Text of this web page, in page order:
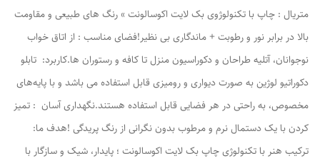
متریال : چاپ با تکنولوژوی بک لایت اکوسالونت » رنگ های طبیعی و مقاومت
بالا در برابر نور و رطوبت + ماندگاری بی نظیر!فضای مناسب : از اتاق خواب
نوجوانان، آتلیه طراحان و دکوراسیون منزل تا کافه و رستوران ها.کاربرد: تابلو
دکوراتیو لوژین به صورت دیواری و رومیزی قابل استفاده می باشد و با پایه‌های
مخصوص، به راحتی در هر فضایی قابل استفاده هستند.نگهداری آسان : تمیز
کردن با یک دستمال نرم و مرطوب بدون نگرانی از رنگ پریدگی !هدف ما:
ترکیب هنر با تکنولوژی چاپ بک لایت اکوسالونت ؛ پایدار، شیک و سازگار با